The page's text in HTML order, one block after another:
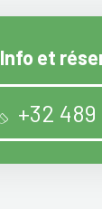
Info et
+32 489